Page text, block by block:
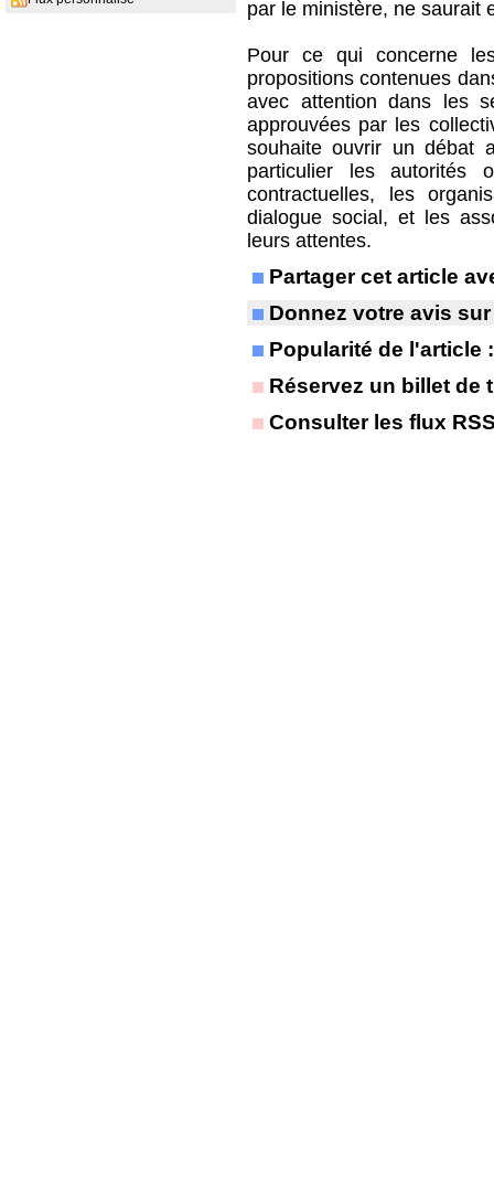
par le ministère, ne saurait
Pour ce qui concerne
propositions contenues
avec attention dans les
approuvées par les
souhaite ouvrir un débat
particulier les autorités
contractuelles, les
dialogue social, et les
leurs attentes.
Partager cet article
Donnez votre avis
Popularité de l'article
Réservez un billet de
Consulter les flux